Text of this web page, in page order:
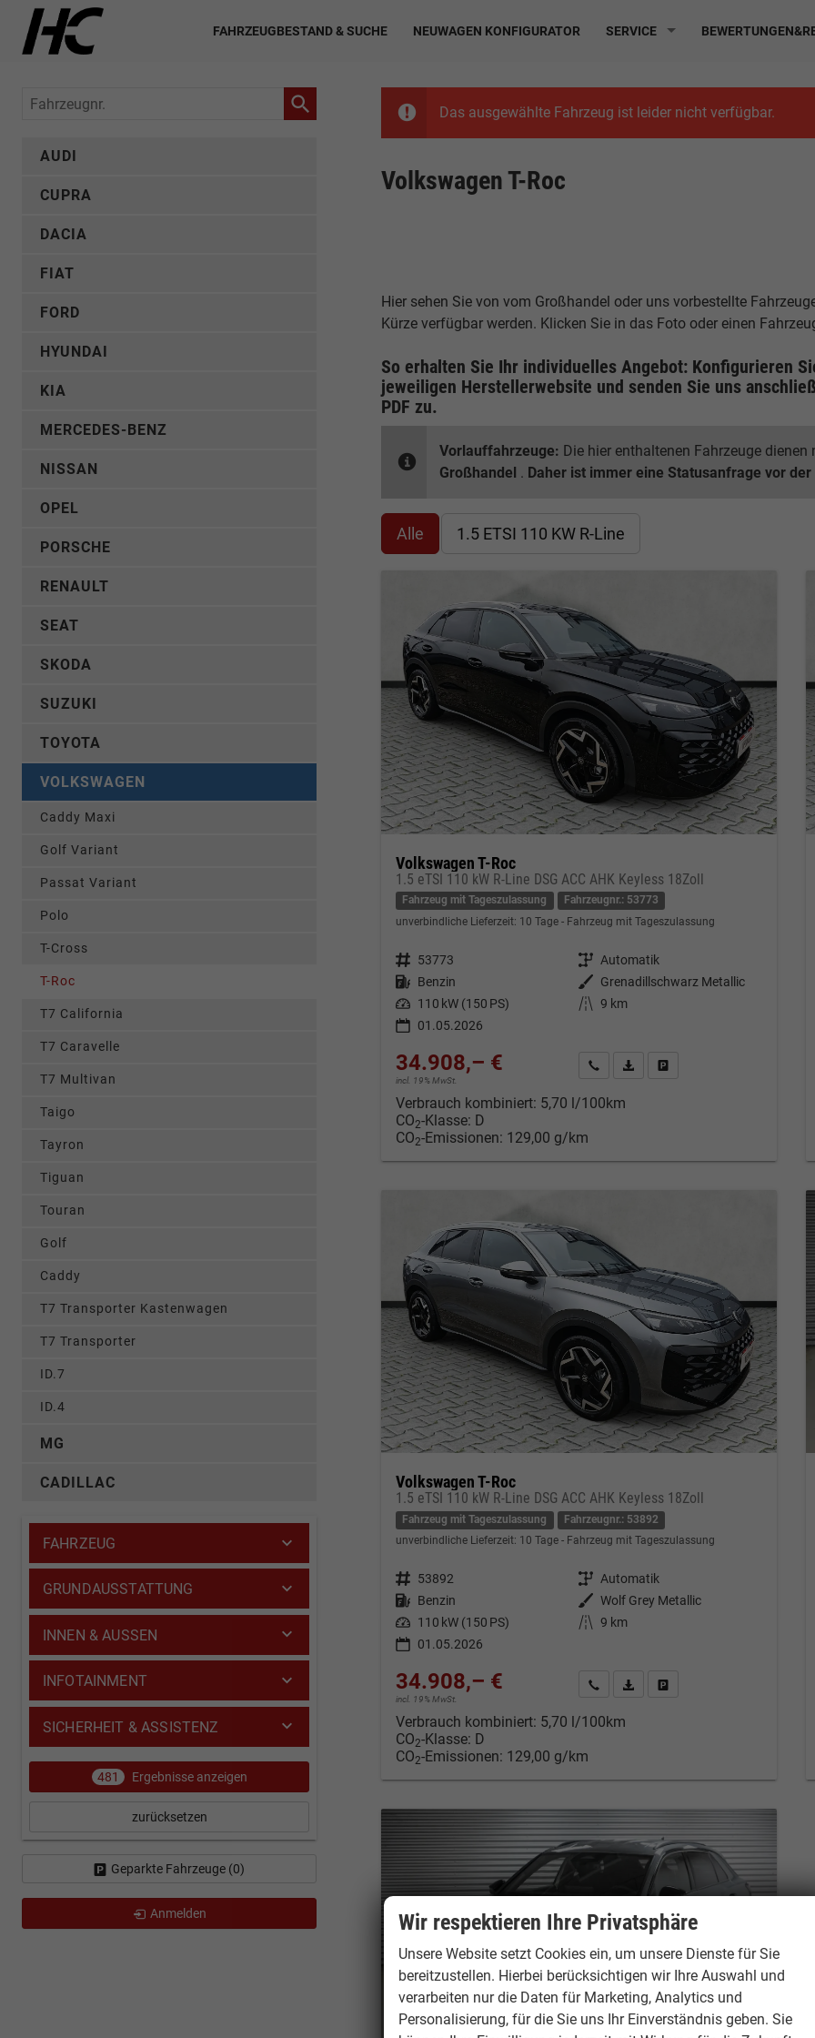
FAHRZEUGBESTAND & SUCHE NEUWAGEN KONFIGURATOR SERVICE
Das ausgewählte Fahrzeug ist leider nicht verfügbar.
Volkswagen T-Roc
Hier sehen Sie von vom Großhandel oder uns vorbestellte
Kürze verfügbar werden. Klicken Sie in das Foto oder einen
So erhalten Sie Ihr individuelles Angebot: Konfigurieren
jeweiligen Herstellerwebsite und senden Sie uns
PDF zu.
Vorlauffahrzeuge: Die hier enthaltenen Fahrzeuge
Großhandel . Daher ist immer eine Statusanfrage vor
Alle 1.5 ETSI 110 KW R-Line
Volkswagen T-Roc
1.5 eTSI 110 kW R-Line DSG ACC AHK Keyless 18Zoll
Fahrzeug mit Tageszulassung
Fahrzeugnr.: 53773
unverbindliche Lieferzeit: 10 Tage Fahrzeug mit Tageszulassung
Fahrzeugnr. 53773 Getriebe Automatik
Kraftstoff Benzin Außenfarbe Grenadillschwarz Metallic
Leistung 110 kW (150 PS) Kilometerstand 9 km
01.05.2026
34.908,– €
incl. 19% MwSt.
Kontakt & Angebot anfordern
PDF-Datei, Fahrzeugexposé drucken
Verbrauch kombiniert: 5,70 l/100km
CO2-Klasse: D
CO2-Emissionen: 129,00 g/km
Volkswagen T-Roc
1.5 eTSI 110 kW R-Line DSG ACC AHK Keyless 18Zoll
Fahrzeug mit Tageszulassung
Fahrzeugnr.: 53892
unverbindliche Lieferzeit: 10 Tage Fahrzeug mit Tageszulassung
Fahrzeugnr. 53892 Getriebe Automatik
Kraftstoff Benzin Außenfarbe Wolf Grey Metallic
Leistung 110 kW (150 PS) Kilometerstand 9 km
01.05.2026
34.908,– €
incl. 19% MwSt.
Kontakt & Angebot anfordern
PDF-Datei, Fahrzeugexposé drucken
Verbrauch kombiniert: 5,70 l/100km
CO2-Klasse: D
CO2-Emissionen: 129,00 g/km
Fahrzeugnr.
AUDI
CUPRA
DACIA
FIAT
FORD
HYUNDAI
KIA
MERCEDES-BENZ
NISSAN
OPEL
PORSCHE
RENAULT
SEAT
SKODA
SUZUKI
TOYOTA
VOLKSWAGEN
Caddy Maxi
Golf Variant
Passat Variant
Polo
T-Cross
T-Roc
T7 California
T7 Caravelle
T7 Multivan
Taigo
Tayron
Tiguan
Touran
Golf
Caddy
T7 Transporter Kastenwagen
T7 Transporter
ID.7
ID.4
MG
CADILLAC
FAHRZEUG
GRUNDAUSSTATTUNG
INNEN & AUSSEN
INFOTAINMENT
SICHERHEIT & ASSISTENZ
481 Ergebnisse anzeigen
zurücksetzen
Geparkte Fahrzeuge (0)
Anmelden Wir respektieren Ihre Privatsphäre
Unsere Website setzt Cookies ein, um unsere Dienste für Sie
bereitzustellen. Hierbei berücksichtigen wir Ihre Auswahl und
verarbeiten nur die Daten für Marketing, Analytics und
Personalisierung, für die Sie uns Ihr Einverständnis geben. Sie